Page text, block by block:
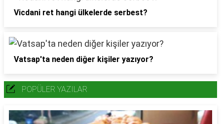
Vicdani ret hangi ülkelerde serbest?
Vatsap'ta neden diğer kişiler yazıyor?
POPÜLER YAZILAR